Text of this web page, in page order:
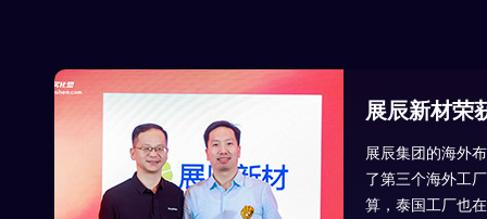
展辰新材荣
展辰集团的海外
了第三个海外工
算，泰国工厂也